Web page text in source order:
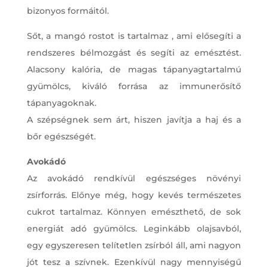
bizonyos formáitól.
Sőt, a mangó rostot is tartalmaz , ami elősegíti a
rendszeres bélmozgást és segíti az emésztést.
Alacsony kalória, de magas tápanyagtartalmú
gyümölcs, kiváló forrása az immunerősítő
tápanyagoknak.
A szépségnek sem árt, hiszen javítja a haj és a
bőr egészségét.
Avokádó
Az avokádó rendkívül egészséges növényi
zsírforrás. Előnye még, hogy kevés természetes
cukrot tartalmaz. Könnyen emészthető, de sok
energiát adó gyümölcs. Leginkább olajsavból,
egy egyszeresen telítetlen zsírból áll, ami nagyon
jót tesz a szívnek. Ezenkívül nagy mennyiségű